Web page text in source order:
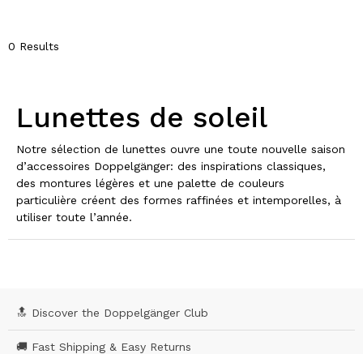
0 Results
Lunettes de soleil
Notre sélection de lunettes ouvre une toute nouvelle saison
d’accessoires Doppelgänger: des inspirations classiques,
des montures légères et une palette de couleurs
particulière créent des formes raffinées et intemporelles, à
utiliser toute l’année.
🔝 Discover the Doppelgänger Club
🚚 Fast Shipping & Easy Returns